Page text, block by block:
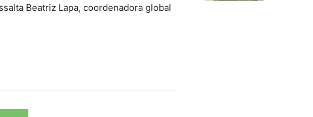
Beatriz Lapa, coordenadora global